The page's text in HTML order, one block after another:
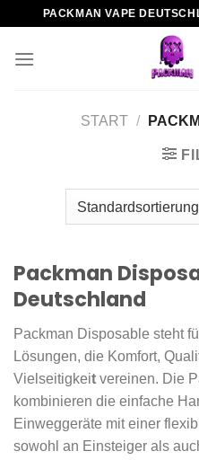
springen
PACKMAN VAPE
START /
Packman
Deutschland
Packman Disposable steht
Lösungen, die Komfort,
Vielseitigkeit vereinen. Die
kombinieren die einfache
Einweggeräte mit einer
sowohl an Einsteiger als